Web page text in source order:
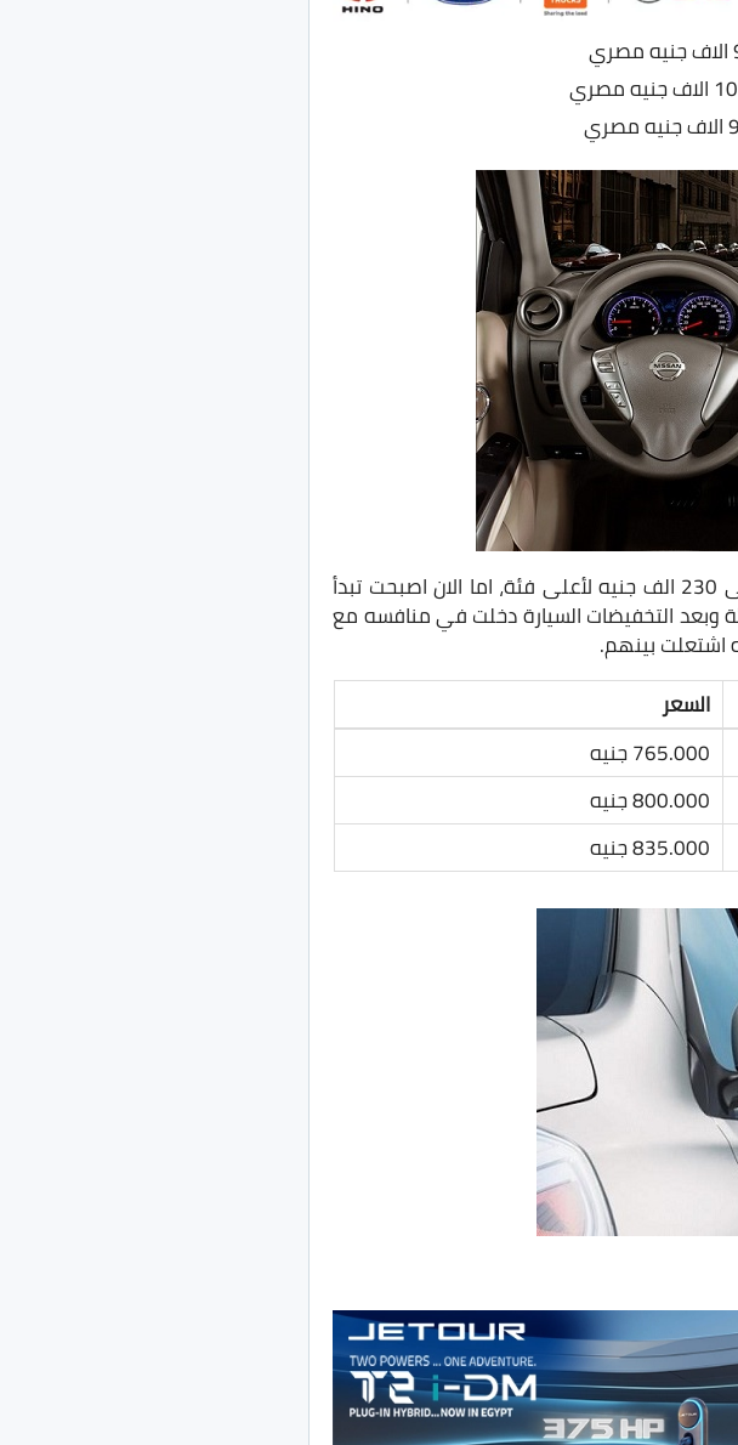
السيارة قبل التخفيض كانت تبدأ بسعر 208 الف جنيه لأول فئة وحتى 230 الف جنيه لأعلى فئة، اما الان اصبحت تبدأ
اشتعلت بينهم.
السعر
765.000 جنيه
800.000 جنيه
835.000 جنيه